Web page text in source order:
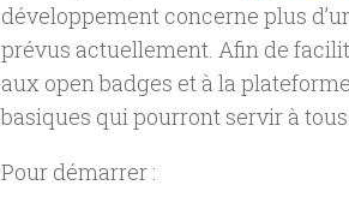
développement concerne plus
prévus actuellement. Afin de
aux open badges et à la
basiques qui pourront servir à tous.
Pour démarrer :